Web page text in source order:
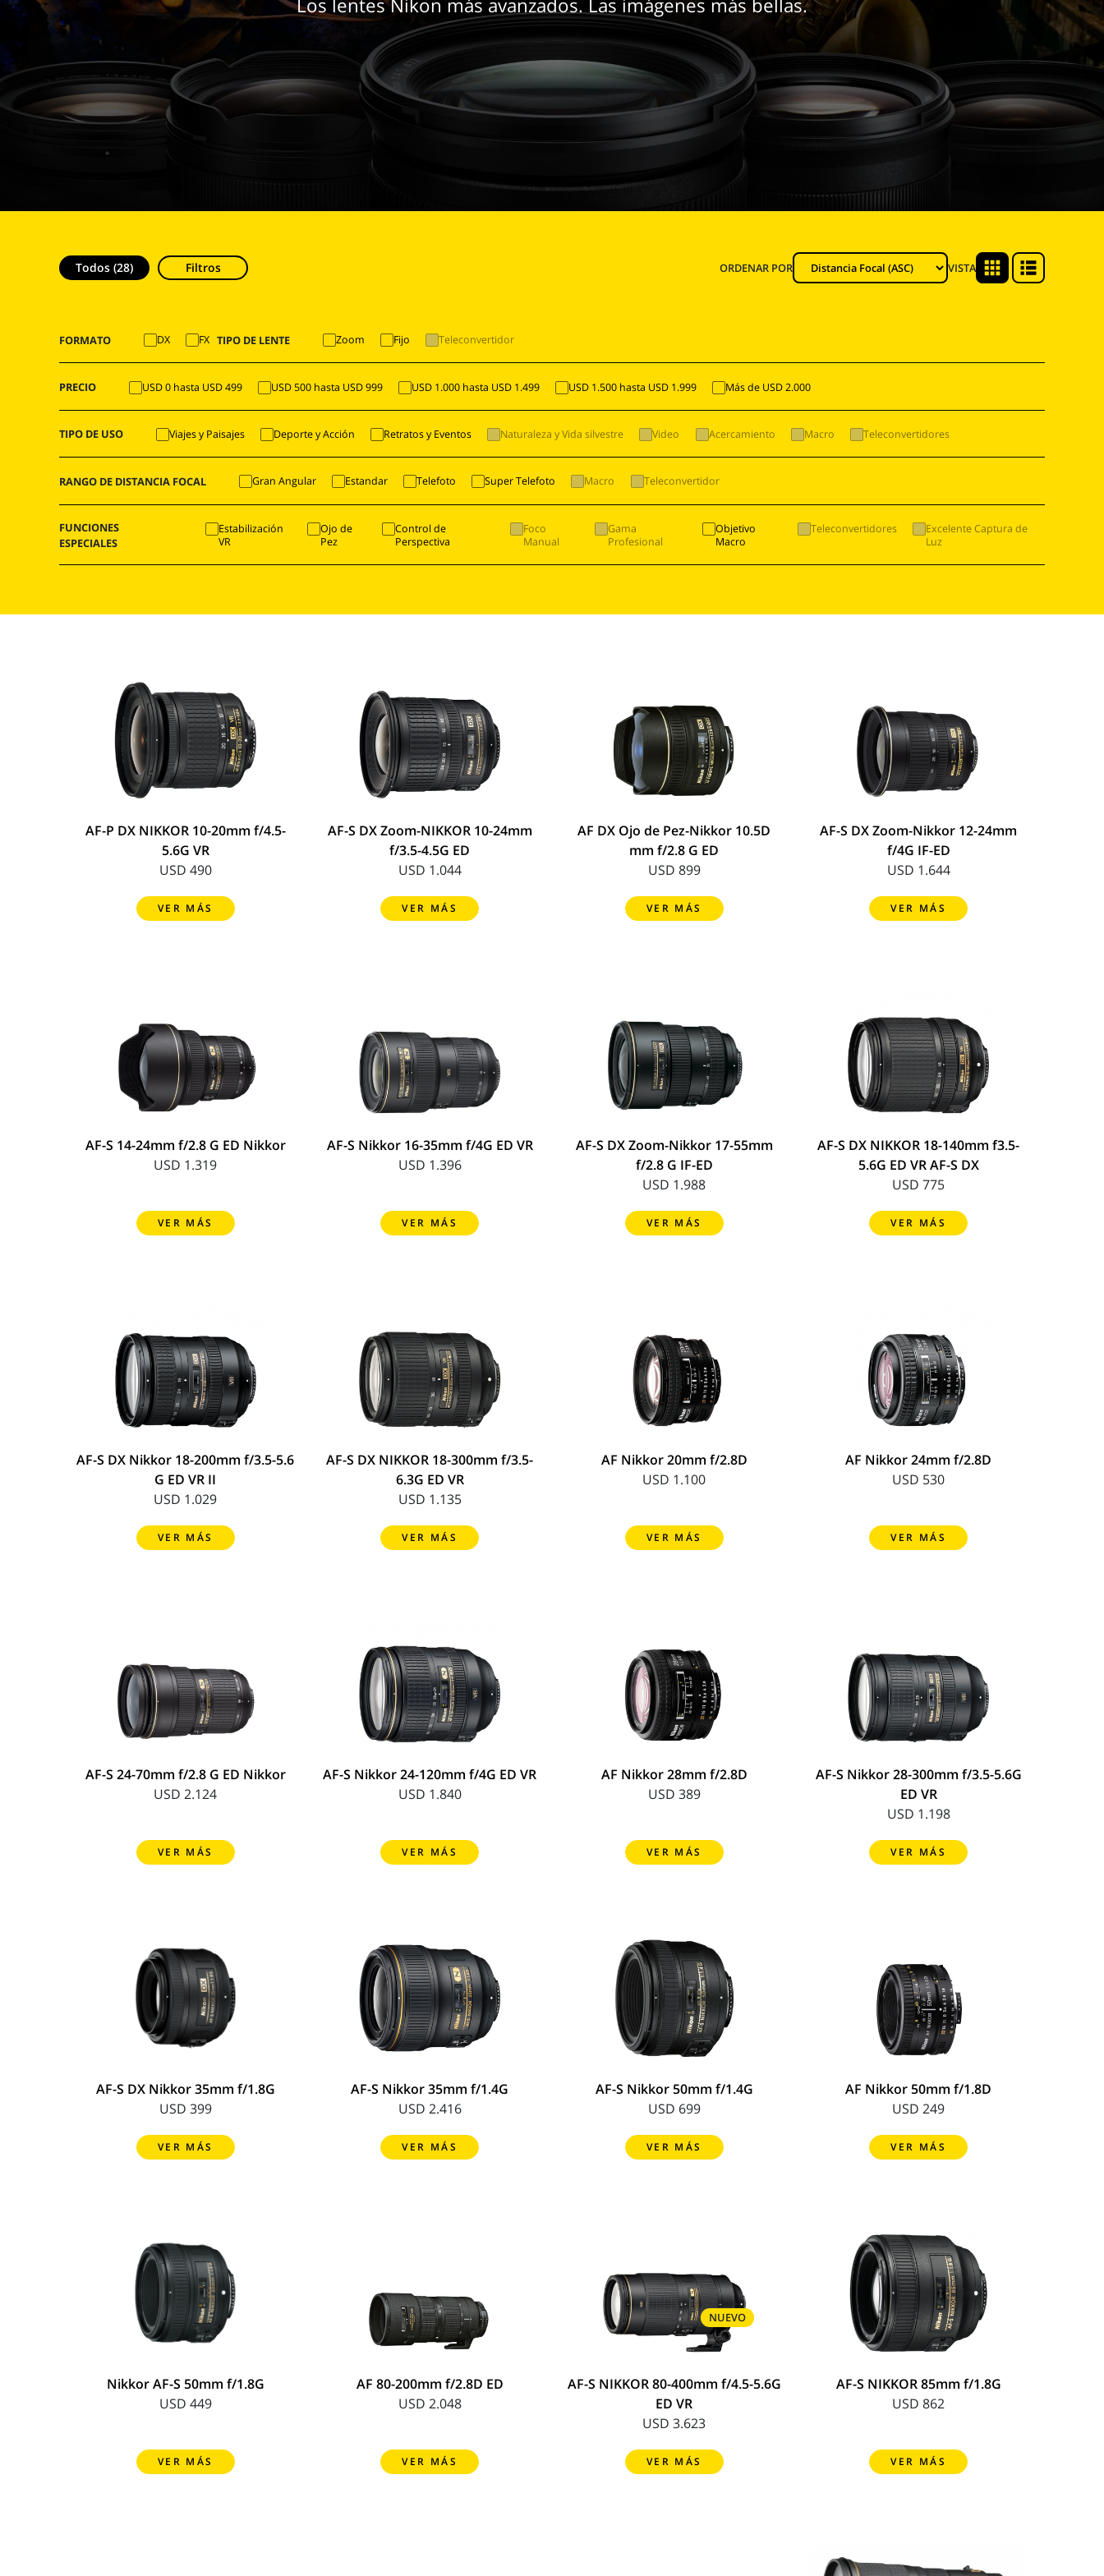
Los lentes Nikon más avanzados. Las imágenes más bellas.
Todos (28) Filtros ORDENAR POR VISTA
FORMATO DX FX TIPO DE LENTE Zoom Fijo Teleconvertidor
PRECIO USD 0 hasta USD 499 USD 500 hasta USD 999 USD 1.000 hasta USD 1.499 USD 1.500 hasta USD 1.999 Más de USD 2.000
TIPO DE USO Viajes y Paisajes Deporte y Acción Retratos y Eventos Naturaleza y Vida silvestre Video Acercamiento Macro Teleconvertidores
RANGO DE DISTANCIA FOCAL Gran Angular Estandar Telefoto Super Telefoto Macro Teleconvertidor
FUNCIONES
ESPECIALES
Estabilización
VR
Ojo de
Pez
Control de
Perspectiva
Foco
Manual
Gama
Profesional
Objetivo
Macro
Teleconvertidores
Excelente Captura de
Luz
AF-P DX NIKKOR 10-20mm f/4.5-
5.6G VR
USD 490
VER MÁS
AF-S DX Zoom-NIKKOR 10-24mm
f/3.5-4.5G ED
USD 1.044
VER MÁS
AF DX Ojo de Pez-Nikkor 10.5D
mm f/2.8 G ED
USD 899
VER MÁS
AF-S DX Zoom-Nikkor 12-24mm
f/4G IF-ED
USD 1.644
VER MÁS
AF-S 14-24mm f/2.8 G ED Nikkor
USD 1.319
VER MÁS
AF-S Nikkor 16-35mm f/4G ED VR
USD 1.396
VER MÁS
AF-S DX Zoom-Nikkor 17-55mm
f/2.8 G IF-ED
USD 1.988
VER MÁS
AF-S DX NIKKOR 18-140mm f3.5-
5.6G ED VR AF-S DX
USD 775
VER MÁS
AF-S DX Nikkor 18-200mm f/3.5-5.6
G ED VR II
USD 1.029
VER MÁS
AF-S DX NIKKOR 18-300mm f/3.5-
6.3G ED VR
USD 1.135
VER MÁS
AF Nikkor 20mm f/2.8D
USD 1.100
VER MÁS
AF Nikkor 24mm f/2.8D
USD 530
VER MÁS
AF-S 24-70mm f/2.8 G ED Nikkor
USD 2.124
VER MÁS
AF-S Nikkor 24-120mm f/4G ED VR
USD 1.840
VER MÁS
AF Nikkor 28mm f/2.8D
USD 389
VER MÁS
AF-S Nikkor 28-300mm f/3.5-5.6G
ED VR
USD 1.198
VER MÁS
AF-S DX Nikkor 35mm f/1.8G
USD 399
VER MÁS
AF-S Nikkor 35mm f/1.4G
USD 2.416
VER MÁS
AF-S Nikkor 50mm f/1.4G
USD 699
VER MÁS
AF Nikkor 50mm f/1.8D
USD 249
VER MÁS
Nikkor AF-S 50mm f/1.8G
USD 449
VER MÁS
AF 80-200mm f/2.8D ED
USD 2.048
VER MÁS
NUEVO
AF-S NIKKOR 80-400mm f/4.5-5.6G
ED VR
USD 3.623
VER MÁS
AF-S NIKKOR 85mm f/1.8G
USD 862
VER MÁS